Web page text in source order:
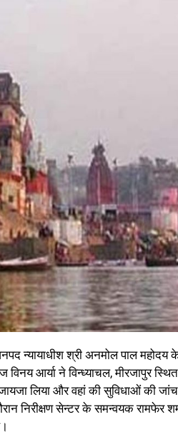
न्यायाधीश श्री अनमोल पाल महोदय
आर्या ने विन्ध्याचल, मीरजापुर स्थित
लिया और वहां की सुविधाओं की जांच
निरीक्षण सेन्टर के समन्वयक रामफेर